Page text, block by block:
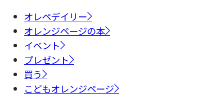
オレペデイリー
オレンジページの本
イベント
プレゼント
買う
こどもオレンジページ